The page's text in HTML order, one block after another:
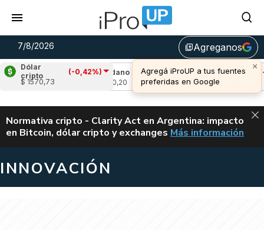
7/8/2026 library_addAgreganos
×
Agregá iProUP a tus fuentes
preferidas en Google
Dólar
cripto
(-0,42%)
$ 1570,73
Cardano (-2,66%)
Avalanche (-
u$s 6,40
ALERTA
Normativa cripto - Clarity Act en Argentina: impacto
en Bitcoin, dólar cripto y exchanges CLARITY ACT EN
Más información
INNOVACIÓN